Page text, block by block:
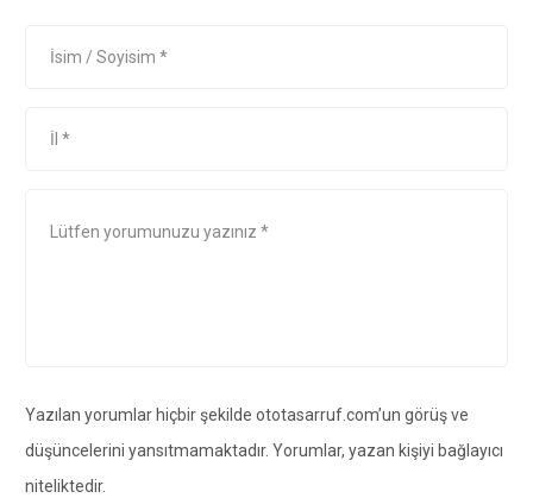
Yazılan yorumlar hiçbir şekilde ototasarruf.com’un görüş ve
düşüncelerini yansıtmamaktadır. Yorumlar, yazan kişiyi bağlayıcı
niteliktedir.